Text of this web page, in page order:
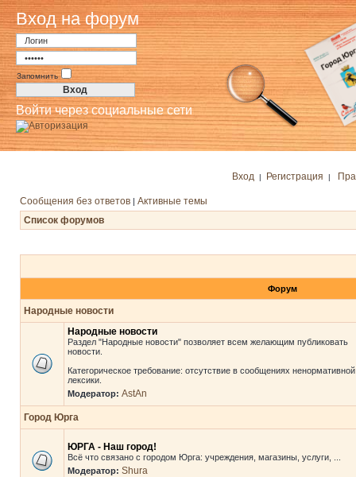
Вход на форум
Запомнить
Войти через социальные сети
Вход | Регистрация |
Сообщения без ответов | Активные темы
Список форумов
Форум
Народные новости
Народные новости
Раздел "Народные новости" позволяет всем желающим публиковать
новости.
Категорическое требование: отсутствие в сообщениях ненормативной
лексики.
Модератор: AstAn
Город Юрга
ЮРГА - Наш город!
Всё что связано с городом Юрга: учреждения, магазины, услуги, ...
Модератор: Shura